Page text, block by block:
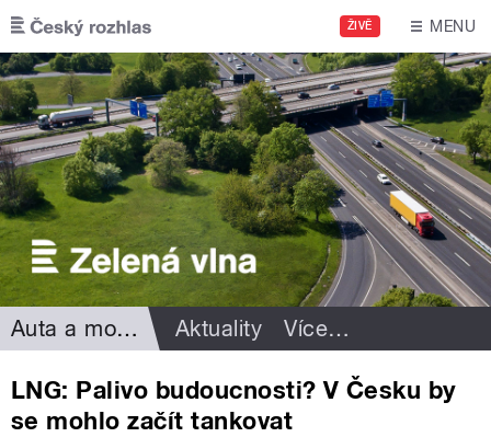
Přejít k hlavnímu obsahu
ŽIVĚ MENU
Auta a motorismus Aktuality Více…
LNG: Palivo budoucnosti? V Česku by
se mohlo začít tankovat